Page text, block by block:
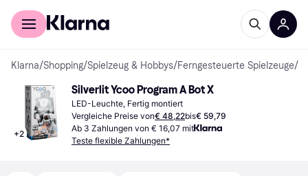
Für Shopper
Klarna/Shopping/Spielzeug & Hobbys/Ferngesteuerte Spielzeuge/
+2
Silverlit Ycoo Program A Bot X
LED-Leuchte, Fertig montiert
Vergleiche Preise von€ 48,22bis€ 59,79
Ab 3 Zahlungen von € 16,07 mit
Teste flexible Zahlungen*